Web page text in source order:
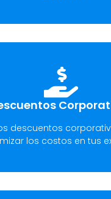
descuentos
los costos en tus